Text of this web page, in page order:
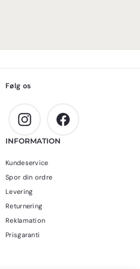
Følg os
Instagram Facebook
INFORMATION
Kundeservice
Spor din ordre
Levering
Returnering
Reklamation
Prisgaranti